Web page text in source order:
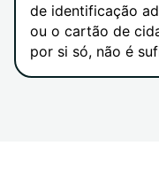
de identificação
ou o cartão de
por si só, não é